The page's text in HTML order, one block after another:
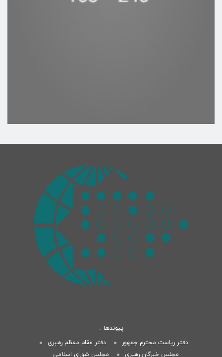
پیوندها
دفتر ریاست محترم جمهور
دفتر مقام معظم رهبری
مجلس خبرگان رهبری
مجلس شورای اسلامی